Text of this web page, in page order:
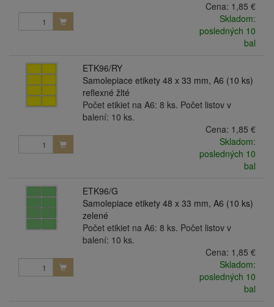
Cena: 1,85 €
Skladom:
posledných 10
bal
ETK96/RY
Samolepiace etikety 48 x 33 mm, A6 (10 ks)
reflexné žlté
Počet etikiet na A6: 8 ks. Počet listov v
balení: 10 ks.
Cena: 1,85 €
Skladom:
posledných 10
bal
ETK96/G
Samolepiace etikety 48 x 33 mm, A6 (10 ks)
zelené
Počet etikiet na A6: 8 ks. Počet listov v
balení: 10 ks.
Cena: 1,85 €
Skladom:
posledných 10
bal